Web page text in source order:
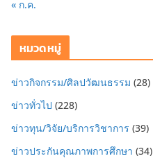
« ก.ค.
หมวดหมู่
ข่าวกิจกรรม/ศิลปวัฒนธรรม (28)
ข่าวทั่วไป (228)
ข่าวทุน/วิจัย/บริการวิชาการ (39)
ข่าวประกันคุณภาพการศึกษา (34)